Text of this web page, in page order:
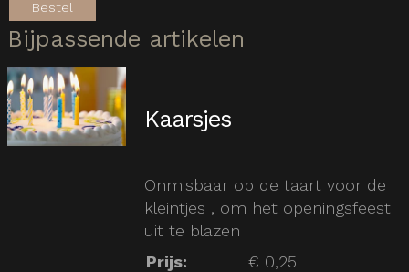
Bestel
Bijpassende artikelen
Kaarsjes
Onmisbaar op de taart voor de
kleintjes , om het openingsfeest
uit te blazen
Prijs: € 0,25